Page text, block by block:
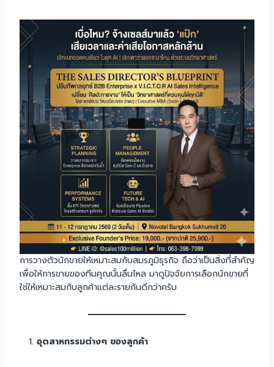
การวางตัวนักขายให้เหมาะสมกับสมรภูมิธุรกิจ ถือว่าเป็นสิ่งที่สำคัญ
เพื่อให้การขายของทีมคุณนั้นลื่นไหล มาดูปัจจัยการเลือกนักขายที่
ใช่ให้เหมาะสมกับลูกค้าแต่ละรายกันดีกว่าครับ
อุตสาหกรรมต่างๆ ของลูกค้า